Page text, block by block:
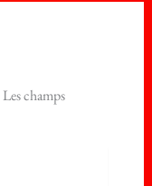
Les champs